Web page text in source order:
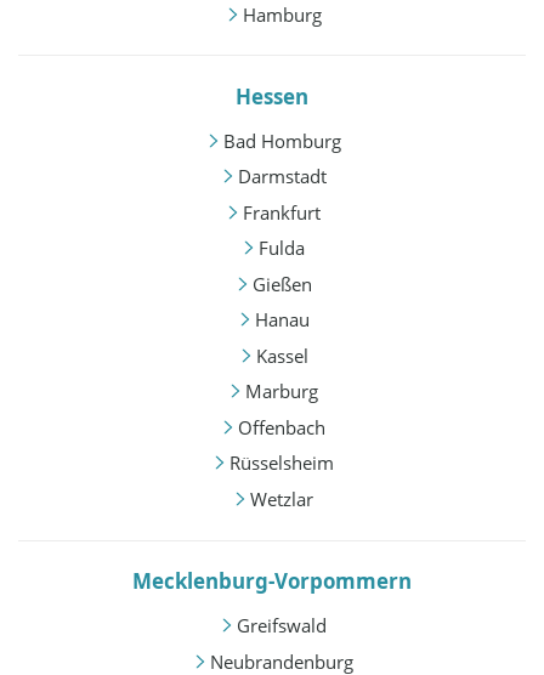
Hamburg
Hessen
Bad Homburg
Darmstadt
Frankfurt
Fulda
Gießen
Hanau
Kassel
Marburg
Offenbach
Rüsselsheim
Wetzlar
Mecklenburg-Vorpommern
Greifswald
Neubrandenburg